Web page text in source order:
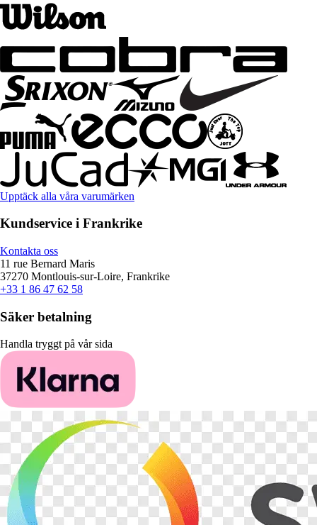
Upptäck alla våra varumärken
Kundservice i Frankrike
Kontakta oss
11 rue Bernard Maris
37270 Montlouis-sur-Loire, Frankrike
+33 1 86 47 62 58
Säker betalning
Handla tryggt på vår sida